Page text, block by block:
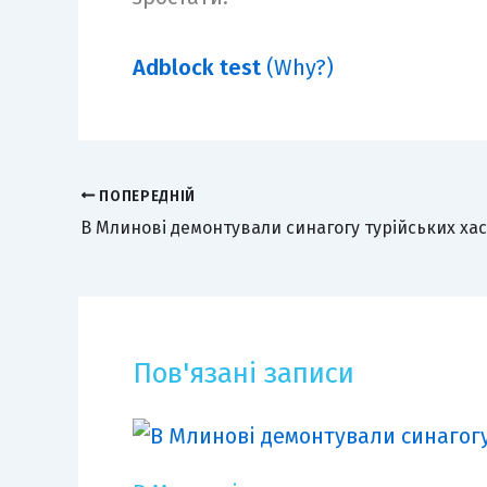
Adblock test (Why?)
ПОПЕРЕДНІЙ
В Млинові демонтували синагогу турійських
Пов'язані записи